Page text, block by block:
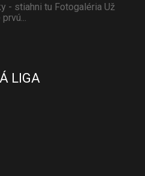
- stiahni tu Fotogaléria Už
LIGA